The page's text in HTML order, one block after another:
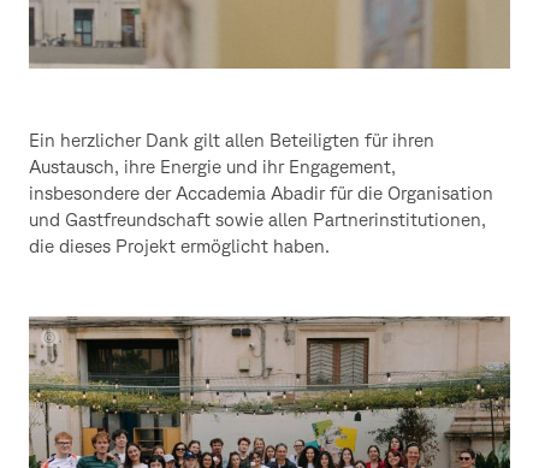
Ein herzlicher Dank gilt allen Beteiligten für ihren
Austausch, ihre Energie und ihr Engagement,
insbesondere der Accademia Abadir für die Organisation
und Gastfreundschaft sowie allen Partnerinstitutionen,
die dieses Projekt ermöglicht haben.
Foto:
Domenico
Lanaia
(Catania)